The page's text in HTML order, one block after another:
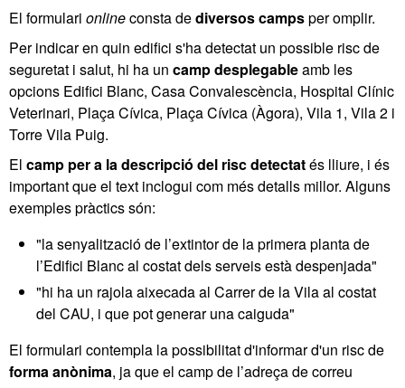
El formulari onlineconsta dediversos campsper omplir.
Per indicar en quin edifici s'ha detectat un possible risc de
seguretat i salut, hi ha un camp desplegableamb les
opcions Edifici Blanc, Casa Convalescència, Hospital Clínic
Veterinari, Plaça Cívica, Plaça Cívica (Àgora), Vila 1, Vila 2 i
Torre Vila Puig.
El camp per a la descripció del risc detectatés lliure, i és
important que el text inclogui com més detalls millor. Alguns
exemples pràctics són:
"la senyalització de l’extintor de la primera planta de
l’Edifici Blanc al costat dels serveis està despenjada"
"hi ha un rajola aixecada al Carrer de la Vila al costat
del CAU, i que pot generar una caiguda"
El formulari contempla la possibilitat d'informar d'un risc de
forma anònima, ja que el camp de l’adreça de correu